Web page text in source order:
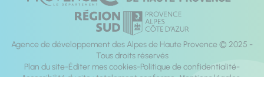
Agence de développement des Alpes de Haute Provence © 2025 -
Tous droits réservés
Plan du site Éditer mes cookies Politique de confidentialité
Accessibilité du site : totalement conforme Mentions légales